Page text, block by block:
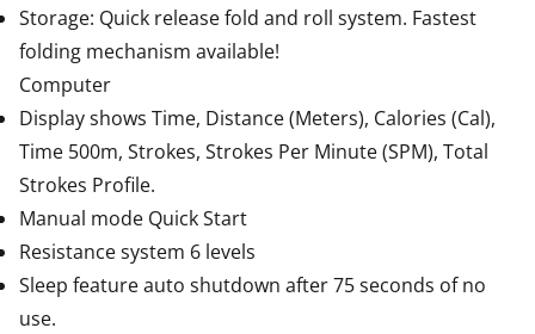
Storage: Quick release fold and roll system. Fastest
folding mechanism available!
Computer
Display shows Time, Distance (Meters), Calories (Cal),
Time 500m, Strokes, Strokes Per Minute (SPM), Total
Strokes Profile.
Manual mode Quick Start
Resistance system 6 levels
Sleep feature auto shutdown after 75 seconds of no
use.